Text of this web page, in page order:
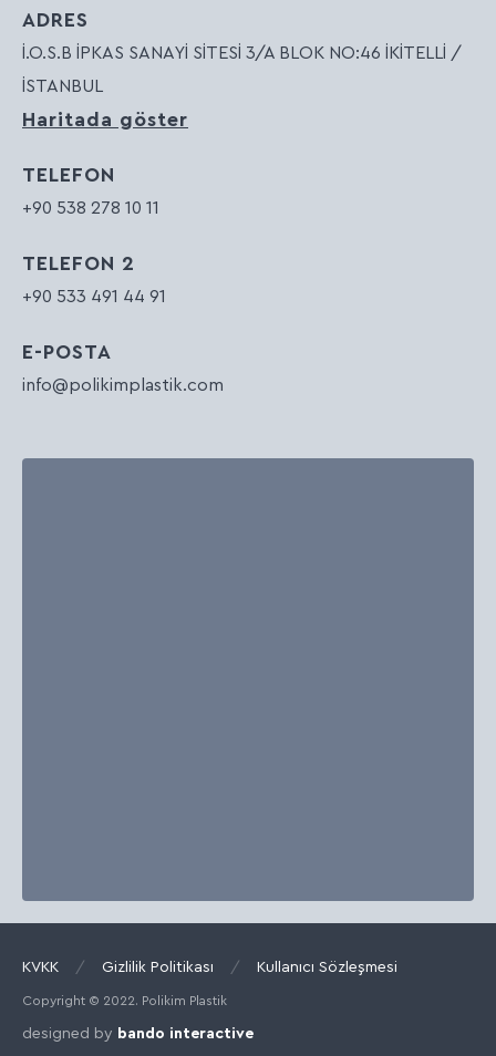
ADRES
İ.O.S.B İPKAS SANAYİ SİTESİ 3/A BLOK NO:46 İKİTELLİ /
İSTANBUL
Haritada göster
TELEFON
+90 538 278 10 11
TELEFON 2
+90 533 491 44 91
E-POSTA
info@polikimplastik.com
KVKK / Gizlilik Politikası / Kullanıcı Sözleşmesi
Copyright © 2022. Polikim Plastik
designed by bando interactive